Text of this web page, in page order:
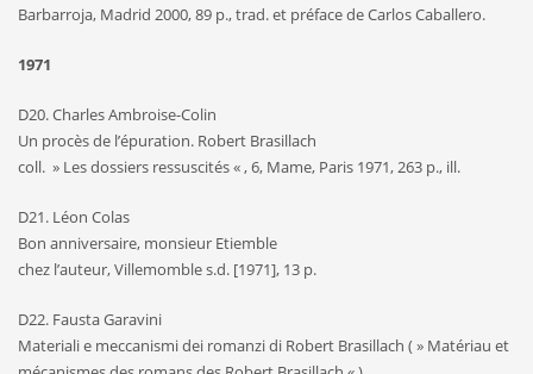
Barbarroja, Madrid 2000, 89 p., trad. et préface de Carlos Caballero.
1971
D20. Charles Ambroise-Colin
Un procès de l’épuration. Robert Brasillach
coll. » Les dossiers ressuscités « , 6, Mame, Paris 1971, 263 p., ill.
D21. Léon Colas
Bon anniversaire, monsieur Etiemble
chez l’auteur, Villemomble s.d. [1971], 13 p.
D22. Fausta Garavini
Materiali e meccanismi dei romanzi di Robert Brasillach ( » Matériau et